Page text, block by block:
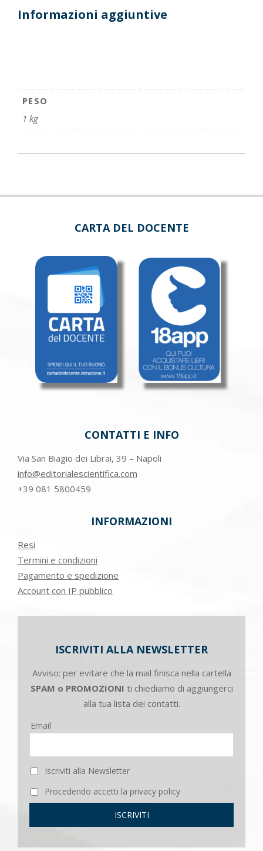
Informazioni aggiuntive
PESO
1 kg
CARTA DEL DOCENTE
CONTATTI E INFO
Via San Biagio dei Librai, 39 – Napoli
info@editorialescientifica.com
+39 081 5800459
INFORMAZIONI
Resi
Termini e condizioni
Pagamento e spedizione
Account con IP pubblico
ISCRIVITI ALLA NEWSLETTER
Avviso: per evitare che la mail finisca nella cartella
SPAM o PROMOZIONI ti chiediamo di aggiungerci
alla tua lista dei contatti.
Email
Iscriviti alla Newsletter
Procedendo accetti la privacy policy